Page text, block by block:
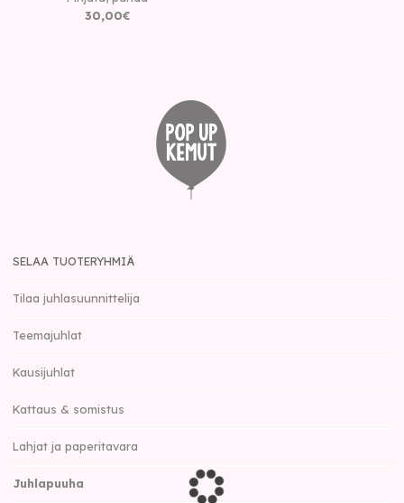
30,00€
SELAA TUOTERYHMIÄ
Tilaa juhlasuunnittelija
Teemajuhlat
Kausijuhlat
Kattaus & somistus
Lahjat ja paperitavara
Juhlapuuha